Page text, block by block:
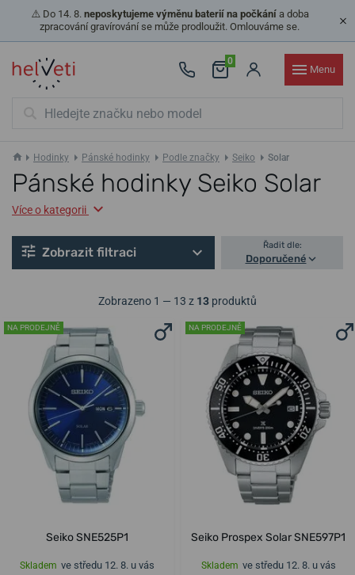
⚠️ Do 14. 8. neposkytujeme výměnu baterií na počkánía doba
zpracování gravírování se může prodloužit. Omlouváme se.
0
Menu
Hodinky Pánské hodinky Podle značky Seiko Solar
Pánské hodinky Seiko Solar
Více o kategorii
Zobrazit filtraci Řadit dle:
Doporučené
Zobrazeno 1 — 13 z 13 produktů
NA PRODEJNĚ
Seiko SNE525P1
Skladem ve středu 12. 8. u vás
NA PRODEJNĚ
Seiko Prospex Solar SNE597P1
Skladem ve středu 12. 8. u vás